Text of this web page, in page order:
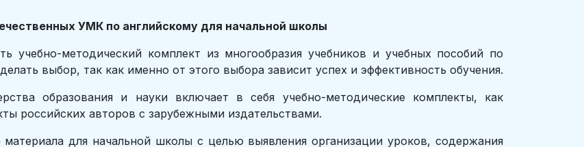
УМК по английскому для начальной школы
учебно-методический комплект из многообразия учебников и учебных пособий по
выбор, так как именно от этого выбора зависит успех и эффективность обучения.
образования и науки включает в себя учебно-методические комплекты, как
российских авторов с зарубежными издательствами.
для начальной школы с целью выявления организации уроков, содержания